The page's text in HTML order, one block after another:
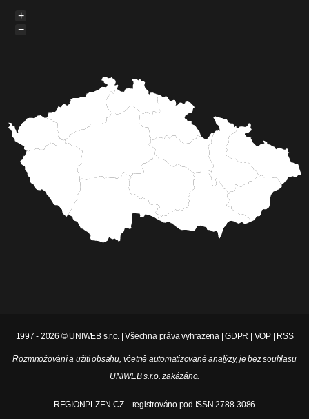
+
−
1997 - 2026 © UNIWEB s.r.o. | Všechna práva vyhrazena |GDPR VOP| RSS
Rozmnožování a užití obsahu, včetně automatizované analýzy, je bez souhlasu
UNIWEB s.r.o. zakázáno.
REGIONPLZEN.CZ – registrováno pod ISSN 2788-3086